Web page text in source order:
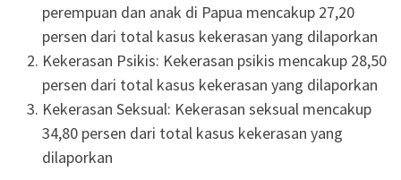
perempuan dan anak di Papua mencakup 27,20
persen dari total kasus kekerasan yang dilaporkan
Kekerasan Psikis: Kekerasan psikis mencakup 28,50
persen dari total kasus kekerasan yang dilaporkan
Kekerasan Seksual: Kekerasan seksual mencakup
34,80 persen dari total kasus kekerasan yang
dilaporkan